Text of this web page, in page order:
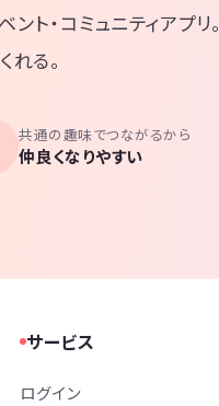
ト・コミュニティアプリ。
れる。
共通の趣味でつながるから
仲良くなりやすい
サービス
ログイン